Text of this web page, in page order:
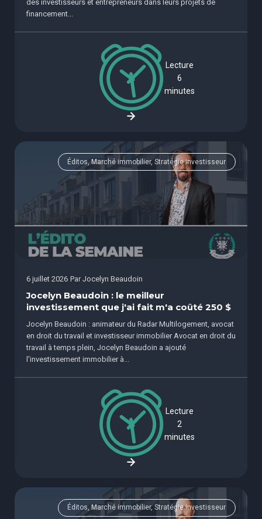
des investisseurs et entrepreneurs dans leurs projets de
financement...
Lecture
6
minutes
Éditos, Marché immobilier, Stratégie investisseur
6 juillet 2026 Par Jocelyn Beaudoin
Jocelyn Beaudoin : le meilleur
investissement que j'ai fait m'a coûté 250 $
Jocelyn Beaudoin : animateur du Radar Multilogement, avocat
en droit du travail et investisseur immobilier Avocat en droit du
travail à temps plein, Jocelyn Beaudoin a ajouté
l'investissement immobilier à...
Lecture
2
minutes
Éditos, Marché immobilier, Stratégie investisseur